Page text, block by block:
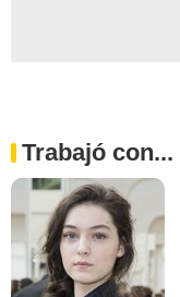
Trabajó con...